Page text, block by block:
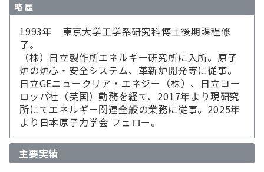
略 歴
1993年 東京大学工学系研究科博士後期課程修
了。
（株）日立製作所エネルギー研究所に入所。原子
炉の炉心・安全システム、革新炉開発等に従事。
日立GEニュークリア・エネジー（株）、日立ヨー
ロッパ社（英国）勤務を経て、2017年より現研究
所にてエネルギー関連全般の業務に従事。2025年
より日本原子力学会 フェロー。
主要実績